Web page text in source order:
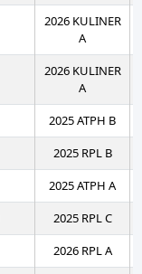
2026 KULINER
A
2026 KULINER
A
2025 ATPH B
2025 RPL B
2025 ATPH A
2025 RPL C
2026 RPL A